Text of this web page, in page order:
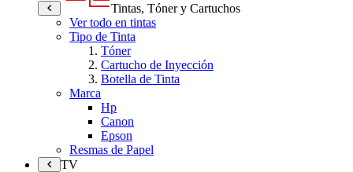
Tintas, Tóner y Cartuchos
Ver todo en tintas
Tipo de Tinta
Tóner
Cartucho de Inyección
Botella de Tinta
Marca
Hp
Canon
Epson
Resmas de Papel
TV